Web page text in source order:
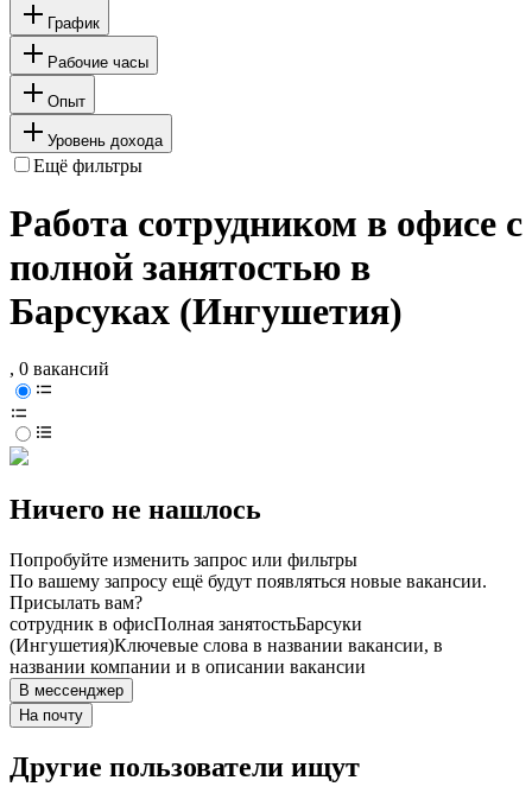
График
Рабочие часы
Опыт
Уровень дохода
Ещё фильтры
Работа сотрудником в офисе с
полной занятостью в
Барсуках (Ингушетия)
, 0 вакансий
Ничего не нашлось
Попробуйте изменить запрос или фильтры
По вашему запросу ещё будут появляться новые вакансии.
Присылать вам?
сотрудник в офисПолная занятостьБарсуки
(Ингушетия)Ключевые слова в названии вакансии, в
названии компании и в описании вакансии
В мессенджер
На почту
Другие пользователи ищут